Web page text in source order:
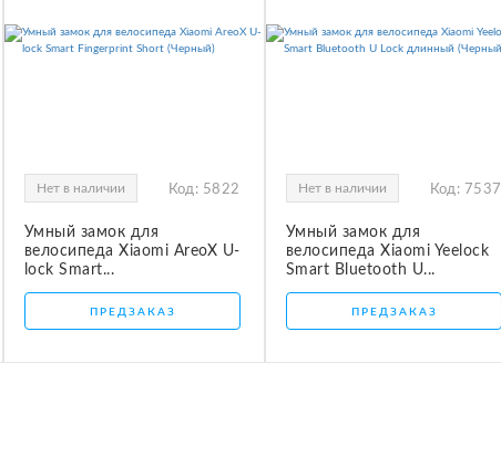
Нет в наличии Код: 5822
Умный замок для
велосипеда Xiaomi AreoX U-
lock Smart...
ПРЕДЗАКАЗ
Нет в наличии Код: 7537
Умный замок для
велосипеда Xiaomi Yeelock
Smart Bluetooth U...
ПРЕДЗАКАЗ